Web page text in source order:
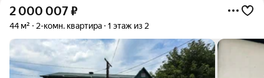
2 000 007₽
44 м² 2-комн. квартира 1 этаж из 2